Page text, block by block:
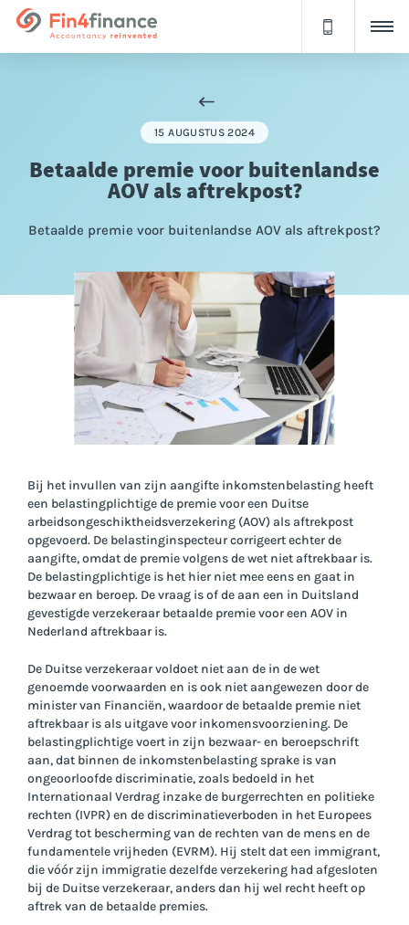
15 AUGUSTUS 2024
Betaalde premie voor buitenlandse
AOV als aftrekpost?
Betaalde premie voor buitenlandse AOV als aftrekpost?
Bij het invullen van zijn aangifte inkomstenbelasting heeft
een belastingplichtige de premie voor een Duitse
arbeidsongeschiktheidsverzekering (AOV) als aftrekpost
opgevoerd. De belastinginspecteur corrigeert echter de
aangifte, omdat de premie volgens de wet niet aftrekbaar is.
De belastingplichtige is het hier niet mee eens en gaat in
bezwaar en beroep. De vraag is of de aan een in Duitsland
gevestigde verzekeraar betaalde premie voor een AOV in
Nederland aftrekbaar is.
De Duitse verzekeraar voldoet niet aan de in de wet
genoemde voorwaarden en is ook niet aangewezen door de
minister van Financiën, waardoor de betaalde premie niet
aftrekbaar is als uitgave voor inkomensvoorziening. De
belastingplichtige voert in zijn bezwaar- en beroepschrift
aan, dat binnen de inkomstenbelasting sprake is van
ongeoorloofde discriminatie, zoals bedoeld in het
Internationaal Verdrag inzake de burgerrechten en politieke
rechten (IVPR) en de discriminatieverboden in het Europees
Verdrag tot bescherming van de rechten van de mens en de
fundamentele vrijheden (EVRM). Hij stelt dat een immigrant,
die vóór zijn immigratie dezelfde verzekering had afgesloten
bij de Duitse verzekeraar, anders dan hij wel recht heeft op
aftrek van de betaalde premies.